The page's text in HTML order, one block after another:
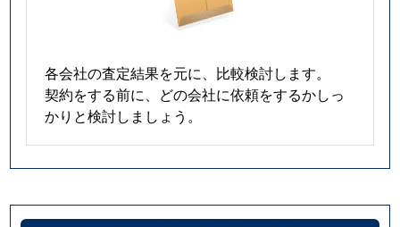
各会社の査定結果を元に、比較検討します。
契約をする前に、どの会社に依頼をするかしっ
かりと検討しましょう。